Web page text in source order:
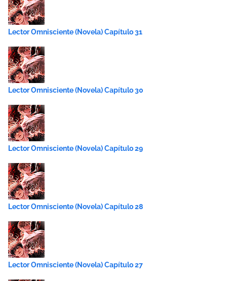
Lector Omnisciente (Novela) Capítulo 31
Lector Omnisciente (Novela) Capítulo 30
Lector Omnisciente (Novela) Capítulo 29
Lector Omnisciente (Novela) Capítulo 28
Lector Omnisciente (Novela) Capítulo 27